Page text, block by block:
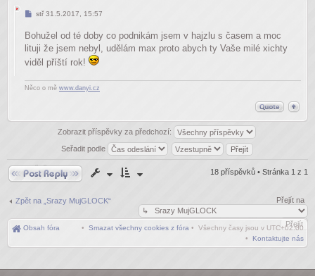
Příspěvek
stř 31.5.2017, 15:57
Bohužel od té doby co podnikám jsem v hajzlu s časem a moc
lituji že jsem nebyl, udělám max proto abych ty Vaše milé xichty
viděl příští rok!
Něco o mě www.danyi.cz
Zobrazit příspěvky za předchozí:
Seřadit podle
Odpovědět 18 příspěvků • Stránka 1 z 1
Zpět na „Srazy MujGLOCK“ Přejít na
Obsah fóra • Všechny časy jsou v UTC+02:00
• Smazat všechny cookies z fóra
• Kontaktujte nás